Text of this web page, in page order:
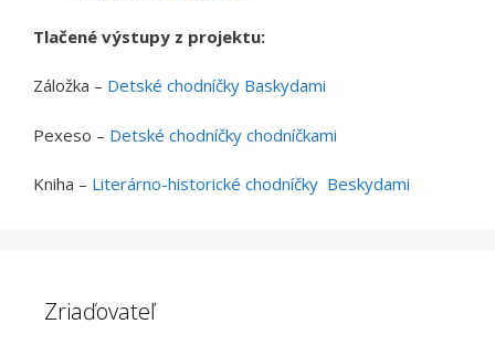
Tlačené výstupy z projektu:
Záložka – Detské chodníčky Baskydami
Pexeso – Detské chodníčky chodníčkami
Kniha – Literárno-historické chodníčky Beskydami
Zriaďovateľ